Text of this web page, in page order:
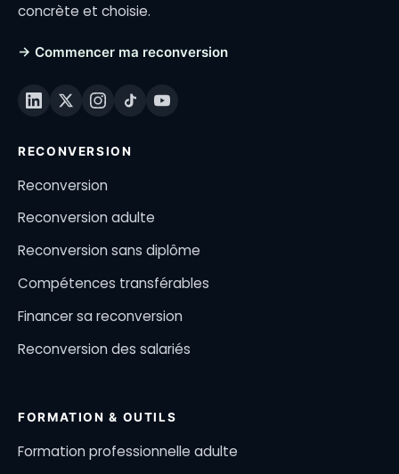
concrète et choisie.
→ Commencer ma reconversion
RECONVERSION
Reconversion
Reconversion adulte
Reconversion sans diplôme
Compétences transférables
Financer sa reconversion
Reconversion des salariés
FORMATION & OUTILS
Formation professionnelle adulte